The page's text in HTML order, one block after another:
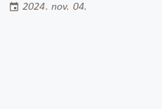
2024. nov. 04.